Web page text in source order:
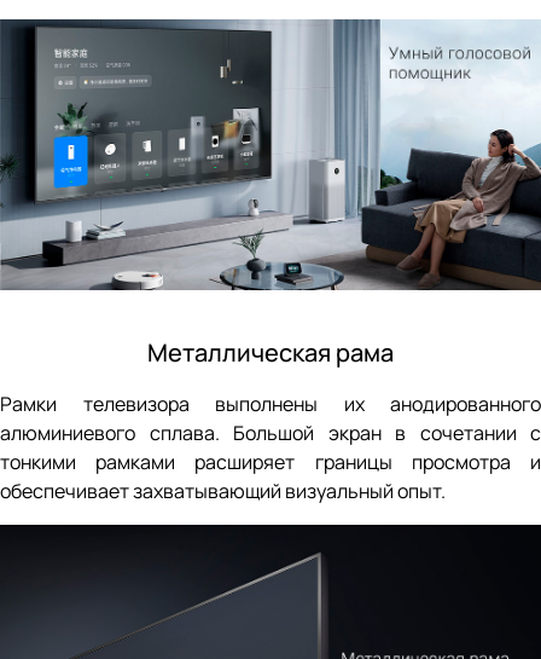
Металлическая рама
Рамки телевизора выполнены их анодированного
алюминиевого сплава. Большой экран в сочетании с
тонкими рамками расширяет границы просмотра и
обеспечивает захватывающий визуальный опыт.